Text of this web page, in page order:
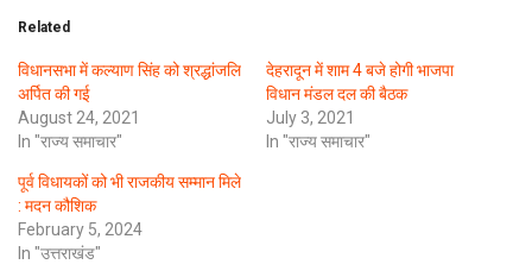
Related
विधानसभा में कल्याण सिंह को श्रद्धांजलि
अर्पित की गई
August 24, 2021
In "राज्य समाचार"
देहरादून में शाम 4 बजे होगी भाजपा
विधान मंडल दल की बैठक
July 3, 2021
In "राज्य समाचार"
पूर्व विधायकों को भी राजकीय सम्मान मिले
: मदन कौशिक
February 5, 2024
In "उत्तराखंड"